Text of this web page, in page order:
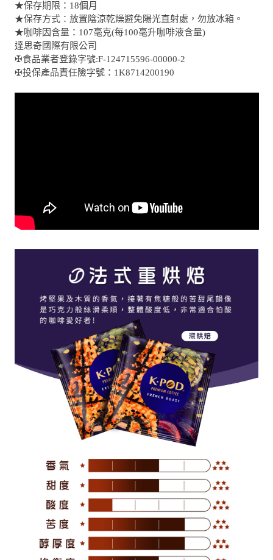
★保存期限：18個月
★保存方式：放置陰涼乾燥避免陽光直射處，勿放冰箱。
★咖啡因含量：107毫克(每100毫升咖啡液含量)
達思奇國際有限公司
✠食品業者登錄字號:F-124715596-00000-2
✠投保產品責任險字號：1K8714200190